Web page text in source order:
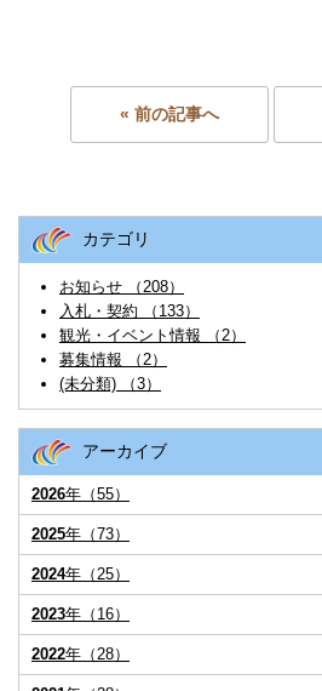
« 前の記事へ
カテゴリ
お知らせ （208）
入札・契約 （133）
観光・イベント情報 （2）
募集情報 （2）
(未分類) （3）
アーカイブ
2026年（55）
2025年（73）
2024年（25）
2023年（16）
2022年（28）